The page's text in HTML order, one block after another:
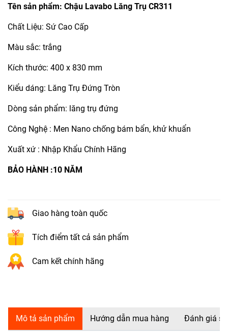
Tên sản phẩm: Chậu Lavabo Lăng Trụ CR311
Chất Liệu: Sứ Cao Cấp
Màu sắc: trắng
Kích thước: 400 x 830 mm
Kiểu dáng: Lăng Trụ Đứng Tròn
Dòng sản phẩm: lăng trụ đứng
Công Nghệ : Men Nano chống bám bẩn, khử khuẩn
Xuất xứ : Nhập Khẩu Chính Hãng
BẢO HÀNH :10 NĂM
Giao hàng toàn quốc
Tích điểm tất cả sản phẩm
Cam kết chính hãng
Mô tả sản phẩm Hướng dẫn mua hàng Đánh giá